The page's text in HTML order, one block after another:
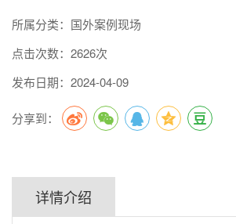
所属分类：国外案例现场
点击次数：2626次
发布日期：2024-04-09
分享到：
详情介绍